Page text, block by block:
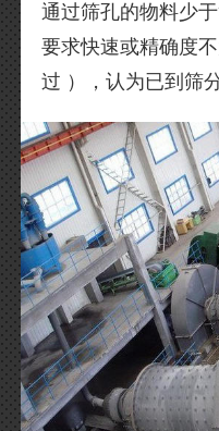
通过筛孔的物料少
要求快速或精确度
过 ），认为已到筛